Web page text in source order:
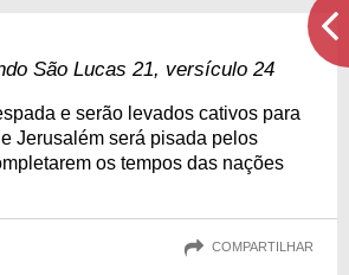
São Lucas 21, versículo 24
e serão levados cativos para
Jerusalém será pisada pelos
os tempos das nações
COMPARTILHAR